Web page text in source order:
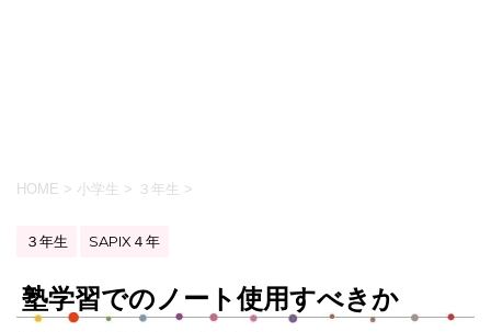
HOME > 小学生 > ３年生 >
３年生 SAPIX４年
塾学習でのノート使用すべきか